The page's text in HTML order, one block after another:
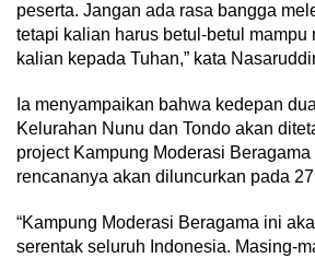
peserta. Jangan ada rasa bangga
tetapi kalian harus betul-betul mampu
kalian kepada Tuhan,” kata
Ia menyampaikan bahwa kedepan
Kelurahan Nunu dan Tondo akan
project Kampung Moderasi
rencananya akan diluncurkan pada
“Kampung Moderasi Beragama ini
serentak seluruh Indonesia. Masing-